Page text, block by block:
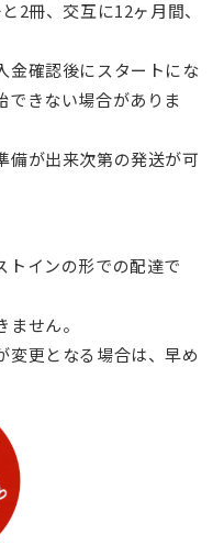
2冊、交互に12ヶ月間、
金確認後にスタートにな
できない場合がありま
備が出来次第の発送が可
トインの形での配達で
せん。
変更となる場合は、早め